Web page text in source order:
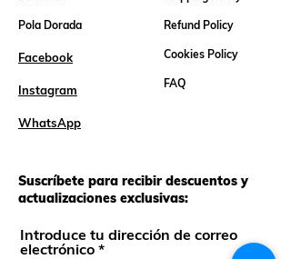
Pola Dorada
Facebook
Instagram
WhatsApp
Suscríbete para recibir descuentos y
actualizaciones exclusivas:
Introduce tu dirección de correo
electrónico
Refund Policy
Cookies Policy
FAQ